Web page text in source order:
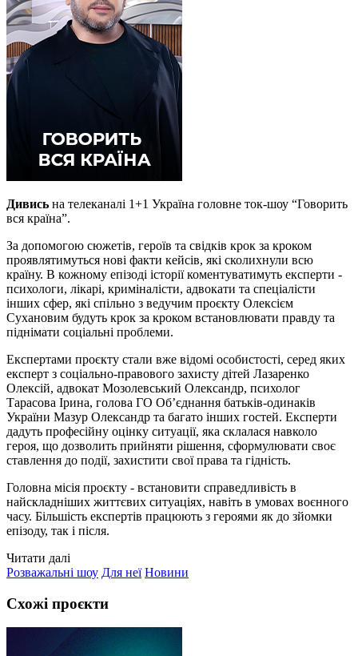
Дивись на телеканалі 1+1 Україна головне ток-шоу “Говорить
вся країна”.
За допомогою сюжетів, героїв та свідків крок за кроком
проявлятимуться нові факти кейсів, які сколихнули всю
країну. В кожному епізоді історії коментуватимуть експерти -
психологи, лікарі, криміналісти, адвокати та спеціалісти
інших сфер, які спільно з ведучим проєкту Олексієм
Сухановим будуть крок за кроком встановлювати правду та
піднімати соціальні проблеми.
Експертами проєкту стали вже відомі особистості, серед яких
експерт з соціально-правового захисту дітей Лазаренко
Олексій, адвокат Мозолевський Олександр, психолог
Тарасова Ірина, голова ГО Об’єднання батьків-одинаків
України Мазур Олександр та багато інших гостей. Експерти
дадуть професійну оцінку ситуації, яка склалася навколо
героя, що дозволить прийняти рішення, сформулювати своє
ставлення до події, захистити свої права та гідність.
Головна місія проєкту - встановити справедливість в
найскладніших життєвих ситуаціях, навіть в умовах воєнного
часу. Більшість експертів працюють з героями як до зйомки
епізоду, так і після.
Читати далі
Розважальні шоу Для неї Новини
Схожі проєкти